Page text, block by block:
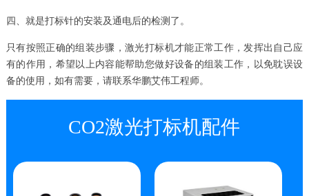
四、就是打标针的安装及通电后的检测了。
只有按照正确的组装步骤，激光打标机才能正常工作，发挥出自己应
有的作用，希望以上内容能帮助您做好设备的组装工作，以免耽误设
备的使用，如有需要，请联系华鹏艾伟工程师。
CO2激光打标机配件